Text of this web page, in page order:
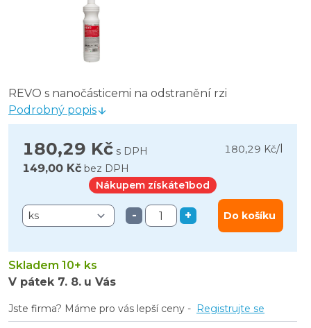
REVO s nanočásticemi na odstranění rzi
Podrobný popis
180,29 Kč s DPH 180,29 Kč/
149,00 Kč bez DPH
Nákupem získáte1bod
- + Do košíku
Skladem 10+ ks
V pátek 7. 8. u Vás
Jste firma? Máme pro vás lepší ceny - Registrujte se